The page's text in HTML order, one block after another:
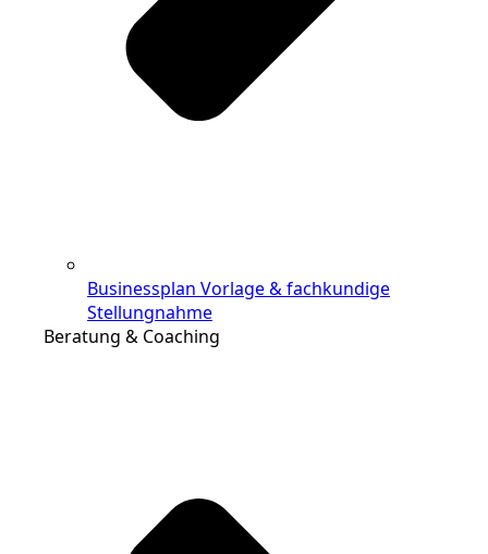
Businessplan Vorlage & fachkundige
Stellungnahme
Beratung & Coaching